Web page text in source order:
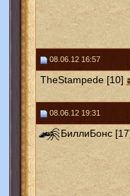
08.06.12 16:57
TheStampede [10]
08.06.12 19:31
БиллиБонс